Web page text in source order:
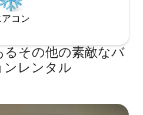
コン
その他の素敵なバ
ンレンタル